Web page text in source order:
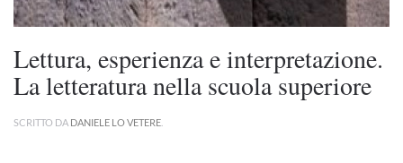
Lettura, esperienza e interpretazione.
La letteratura nella scuola superiore
SCRITTO DA DANIELE LO VETERE